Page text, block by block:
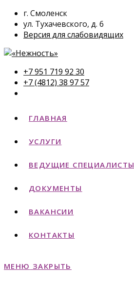
г. Смоленск
ул. Тухачевского, д. 6
Версия для слабовидящих
+7 951 719 92 30
+7 (4812) 38 97 57
ГЛАВНАЯ
УСЛУГИ
ВЕДУЩИЕ СПЕЦИАЛИСТЫ
ДОКУМЕНТЫ
ВАКАНСИИ
КОНТАКТЫ
МЕНЮ ЗАКРЫТЬ